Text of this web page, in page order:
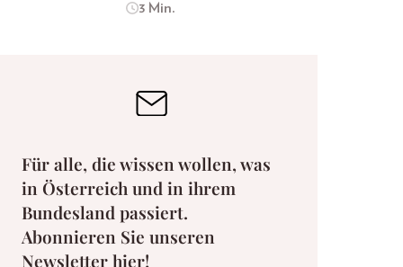
3 Min.
Für alle, die wissen wollen, was
in Österreich und in ihrem
Bundesland passiert.
Abonnieren Sie unseren
Newsletter hier!